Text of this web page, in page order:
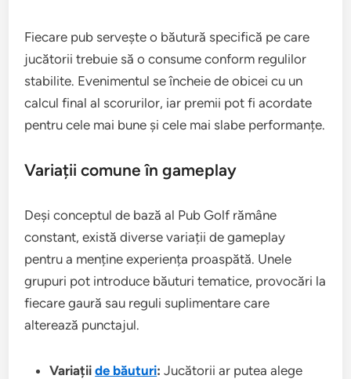
Fiecare pub servește o băutură specifică pe care
jucătorii trebuie să o consume conform regulilor
stabilite. Evenimentul se încheie de obicei cu un
calcul final al scorurilor, iar premii pot fi acordate
pentru cele mai bune și cele mai slabe performanțe.
Variații comune în gameplay
Deși conceptul de bază al Pub Golf rămâne
constant, există diverse variații de gameplay
pentru a menține experiența proaspătă. Unele
grupuri pot introduce băuturi tematice, provocări la
fiecare gaură sau reguli suplimentare care
alterează punctajul.
Variațiide băuturi: Jucătorii ar putea alege